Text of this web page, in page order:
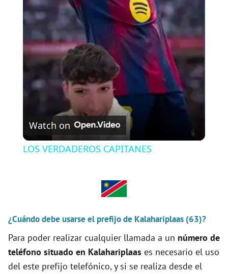
l
a
y
V
i
d
o
Watch on
LOS VERDADEROS CAPITANES
¿Cuándo debe usarse el prefijo de Kalahariplaas (63)?
Para poder realizar cualquier llamada a un número de
teléfono situado en Kalahariplaas es necesario el uso
del este prefijo telefónico, y si se realiza desde el